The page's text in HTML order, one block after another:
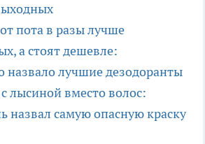
пота в разы лучше
а стоят дешевле:
назвало лучшие дезодоранты
лысиной вместо волос:
назвал самую опасную краску